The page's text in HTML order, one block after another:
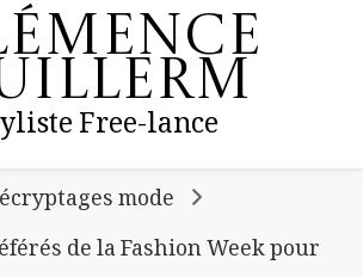
Free-lance
mode
de la Fashion Week pour